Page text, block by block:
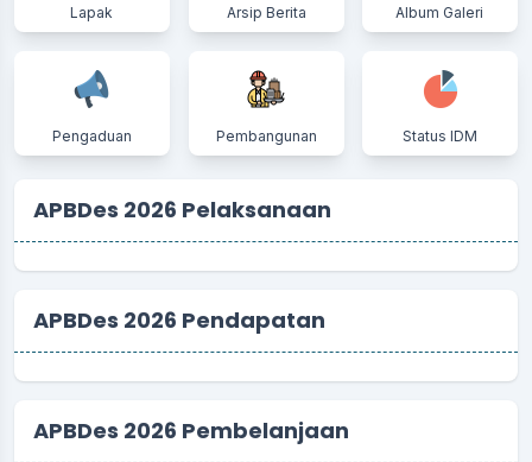
Lapak Arsip Berita Album Galeri
Pengaduan Pembangunan Status IDM
APBDes 2026 Pelaksanaan
APBDes 2026 Pendapatan
APBDes 2026 Pembelanjaan